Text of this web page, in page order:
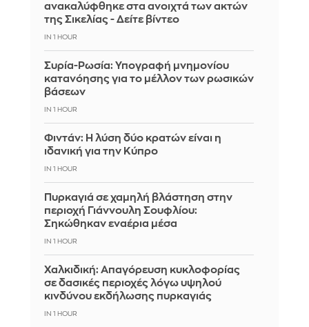
ανακαλύφθηκε στα ανοιχτά των ακτών
της Σικελίας - Δείτε βίντεο
IN 1 HOUR
Συρία-Ρωσία: Υπογραφή μνημονίου
κατανόησης για το μέλλον των ρωσικών
βάσεων
IN 1 HOUR
Φιντάν: Η λύση δύο κρατών είναι η
ιδανική για την Κύπρο
IN 1 HOUR
Πυρκαγιά σε χαμηλή βλάστηση στην
περιοχή Γιάννουλη Σουφλίου:
Σηκώθηκαν εναέρια μέσα
IN 1 HOUR
Χαλκιδική: Απαγόρευση κυκλοφορίας
σε δασικές περιοχές λόγω υψηλού
κινδύνου εκδήλωσης πυρκαγιάς
IN 1 HOUR